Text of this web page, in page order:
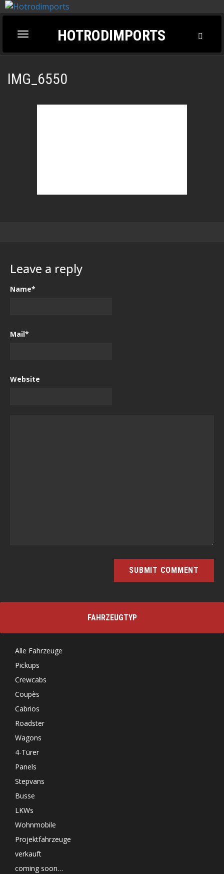
Toggle
navigation
HOTRODIMPORTS
IMG_6550
Leave a reply
Name*
Mail*
Website
FAHRZEUGTYP
Alle Fahrzeuge
Pickups
Crewcabs
Coupès
Cabrios
Roadster
Wagons
4-Türer
Panels
Stepvans
Busse
LKWs
Wohnmobile
Projektfahrzeuge
verkauft
coming soon…